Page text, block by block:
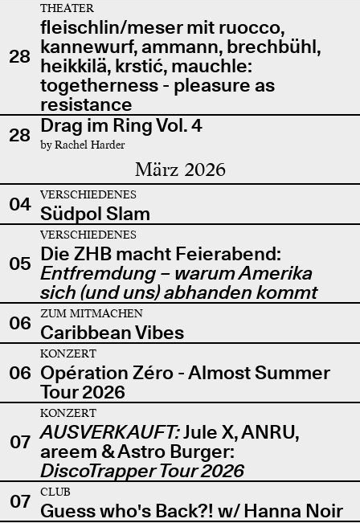
28
THEATER
fleischlin/meser mit ruocco,
kannewurf, ammann, brechbühl,
heikkilä, krstić, mauchle:
togetherness - pleasure as
resistance
28 Drag im Ring Vol. 4
by Rachel Harder
März 2026
04 VERSCHIEDENES
Südpol Slam
05
VERSCHIEDENES
Die ZHB macht Feierabend:
Entfremdung – warum Amerika
sich (und uns) abhanden kommt
06
ZUM MITMACHEN
Caribbean Vibes
06
KONZERT
Opération Zéro - Almost Summer
Tour 2026
07
KONZERT
AUSVERKAUFT:Jule X, ANRU,
areem & Astro Burger:
DiscoTrapper Tour 2026
07
CLUB
Guess who's Back?! w/ Hanna Noir